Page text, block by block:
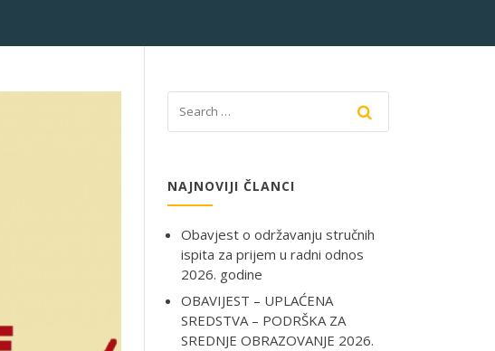
NAJNOVIJI ČLANCI
Obavjest o održavanju stručnih
ispita za prijem u radni odnos
2026. godine
OBAVIJEST – UPLAĆENA
SREDSTVA – PODRŠKA ZA
SREDNJE OBRAZOVANJE 2026.